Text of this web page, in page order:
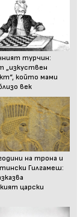
турчин:
„изкуствен
който мами
век
на трона и
Гилгамеш:
царски